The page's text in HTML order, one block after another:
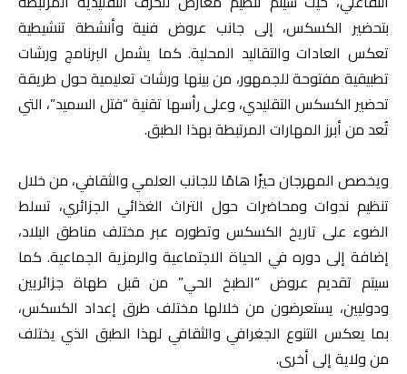
بتحضير الكسكس، إلى جانب عروض فنية وأنشطة تنشيطية
تعكس العادات والتقاليد المحلية. كما يشمل البرنامج ورشات
تطبيقية مفتوحة للجمهور، من بينها ورشات تعليمية حول طريقة
تحضير الكسكس التقليدي، وعلى رأسها تقنية “فتل السميد”، التي
تُعد من أبرز المهارات المرتبطة بهذا الطبق.
ويخصص المهرجان حيزًا هامًا للجانب العلمي والثقافي، من خلال
تنظيم ندوات ومحاضرات حول التراث الغذائي الجزائري، تسلط
الضوء على تاريخ الكسكس وتطوره عبر مختلف مناطق البلاد،
إضافة إلى دوره في الحياة الاجتماعية والرمزية الجماعية. كما
سيتم تقديم عروض “الطبخ الحي” من قبل طهاة جزائريين
ودوليين، يستعرضون من خلالها مختلف طرق إعداد الكسكس،
بما يعكس التنوع الجغرافي والثقافي لهذا الطبق الذي يختلف
من ولاية إلى أخرى.